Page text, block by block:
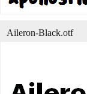
Aileron-Black.otf